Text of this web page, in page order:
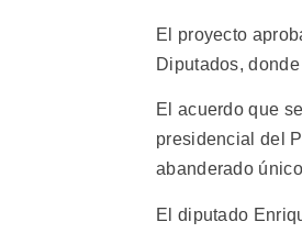
El proyecto
Diputados,
El acuerdo que
presidencial del
abanderado
El diputado